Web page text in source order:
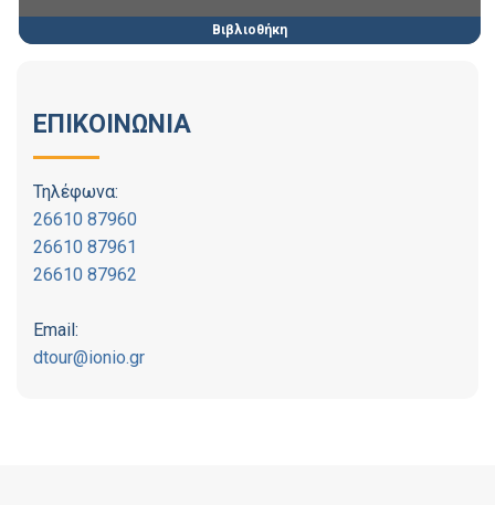
Βιβλιοθήκη
ΕΠΙΚΟΙΝΩΝΙΑ
Τηλέφωνα:
26610 87960
26610 87961
26610 87962
Email:
dtour@ionio.gr